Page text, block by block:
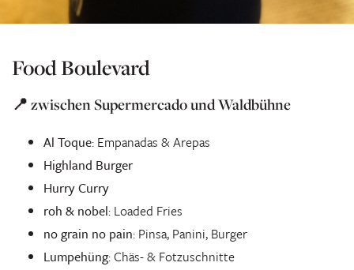
Food Boulevard
📍 zwischen Supermercado und Waldbühne
Al Toque: Empanadas & Arepas
Highland Burger
Hurry Curry
roh & nobel: Loaded Fries
no grain no pain: Pinsa, Panini, Burger
Lumpehüng: Chäs- & Fotzuschnitte